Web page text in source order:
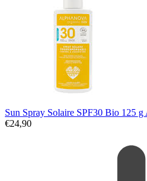
Sun Spray Solaire SPF30 Bio 125 g
€24,90